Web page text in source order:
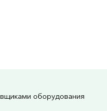
оборудования